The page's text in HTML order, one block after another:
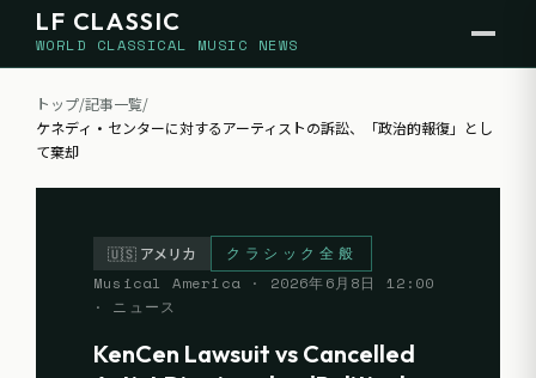
LF CLASSIC
WORLD CLASSICAL MUSIC NEWS
トップ/記事一覧/
ケネディ・センターに対するアーティストの訴訟、「政治的報復」とし
て棄却
🇺🇸 アメリカ
クラシック全般
Musical America
· 2026年6月8日 12:00
· ニュース
KenCen Lawsuit vs Cancelled